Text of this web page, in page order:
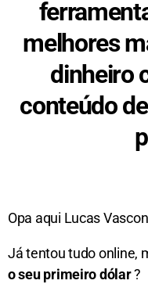
melhores
dinheiro
conteúdo
Opa aqui Lucas
Já tentou tudo online,
o seu primeiro dólar?